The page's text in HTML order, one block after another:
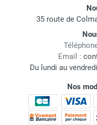
35 route de
Email :
Du lundi au
Nos